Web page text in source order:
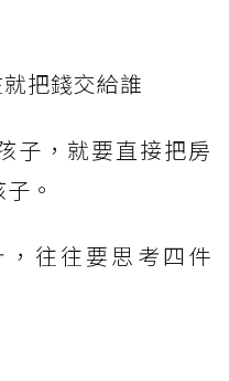
把錢交給誰
子，就要直接把房
。
往往要思考四件